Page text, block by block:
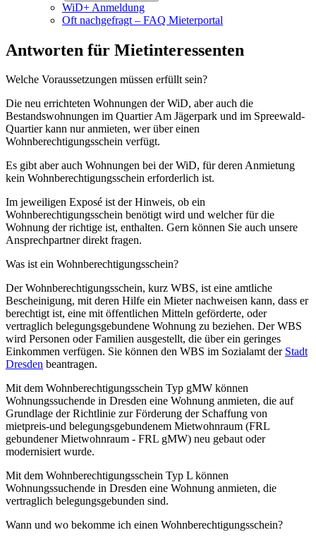
WiD+ Anmeldung
Oft nachgefragt – FAQ Mieterportal
Antworten für Mietinteressenten
Welche Voraussetzungen müssen erfüllt sein?
Die neu errichteten Wohnungen der WiD, aber auch die
Bestandswohnungen im Quartier Am Jägerpark und im Spreewald-
Quartier kann nur anmieten, wer über einen
Wohnberechtigungsschein verfügt.
Es gibt aber auch Wohnungen bei der WiD, für deren Anmietung
kein Wohnberechtigungsschein erforderlich ist.
Im jeweiligen Exposé ist der Hinweis, ob ein
Wohnberechtigungsschein benötigt wird und welcher für die
Wohnung der richtige ist, enthalten. Gern können Sie auch unsere
Ansprechpartner direkt fragen.
Was ist ein Wohnberechtigungsschein?
Der Wohnberechtigungsschein, kurz WBS, ist eine amtliche
Bescheinigung, mit deren Hilfe ein Mieter nachweisen kann, dass er
berechtigt ist, eine mit öffentlichen Mitteln geförderte, oder
vertraglich belegungsgebundene Wohnung zu beziehen. Der WBS
wird Personen oder Familien ausgestellt, die über ein geringes
Einkommen verfügen. Sie können den WBS im Sozialamt der Stadt
Dresden beantragen.
Mit dem Wohnberechtigungsschein Typ gMW können
Wohnungssuchende in Dresden eine Wohnung anmieten, die auf
Grundlage der Richtlinie zur Förderung der Schaffung von
mietpreis-und belegungsgebundenem Mietwohnraum (FRL
gebundener Mietwohnraum - FRL gMW) neu gebaut oder
modernisiert wurde.
Mit dem Wohnberechtigungsschein Typ L können
Wohnungssuchende in Dresden eine Wohnung anmieten, die
vertraglich belegungsgebunden sind.
Wann und wo bekomme ich einen Wohnberechtigungsschein?